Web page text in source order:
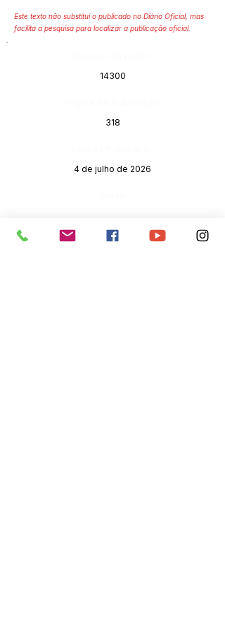
Este texto não substitui o publicado no Diário Oficial, mas
facilita a pesquisa para localizar a publicação oficial.
14300
318
4 de julho de 2026